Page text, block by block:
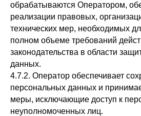
обрабатываются Оператором,
реализации правовых,
технических мер, необходимых
полном объеме требований
законодательства в области
данных.
4.7.2. Оператор обеспечивает
персональных данных и
меры, исключающие доступ к
неуполномоченных лиц.